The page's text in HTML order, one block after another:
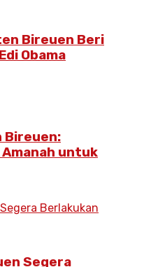
Bireuen Beri
Obama
Bireuen:
untuk
Segera